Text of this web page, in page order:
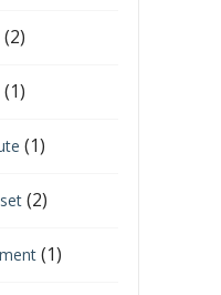
(2)
(1)
(1)
(2)
(1)